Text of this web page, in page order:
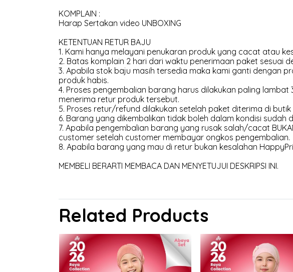
KOMPLAIN :
Harap Sertakan video UNBOXING
KETENTUAN RETUR BAJU
1. Kami hanya melayani penukaran produk yang cacat atau
2. Batas komplain 2 hari dari waktu penerimaan paket sesuai
3. Apabila stok baju masih tersedia maka kami ganti dengan
produk habis.
4. Proses pengembalian barang harus dilakukan paling
menerima retur produk tersebut.
5. Proses retur/refund dilakukan setelah paket diterima di
6. Barang yang dikembalikan tidak boleh dalam kondisi sudah
7. Apabila pengembalian barang yang rusak salah/cacat
customer setelah customer membayar ongkos pengembalian.
8. Apabila barang yang mau di retur bukan kesalahan
MEMBELI BERARTI MEMBACA DAN MENYETUJUI DESKRIPSI INI.
Related Products